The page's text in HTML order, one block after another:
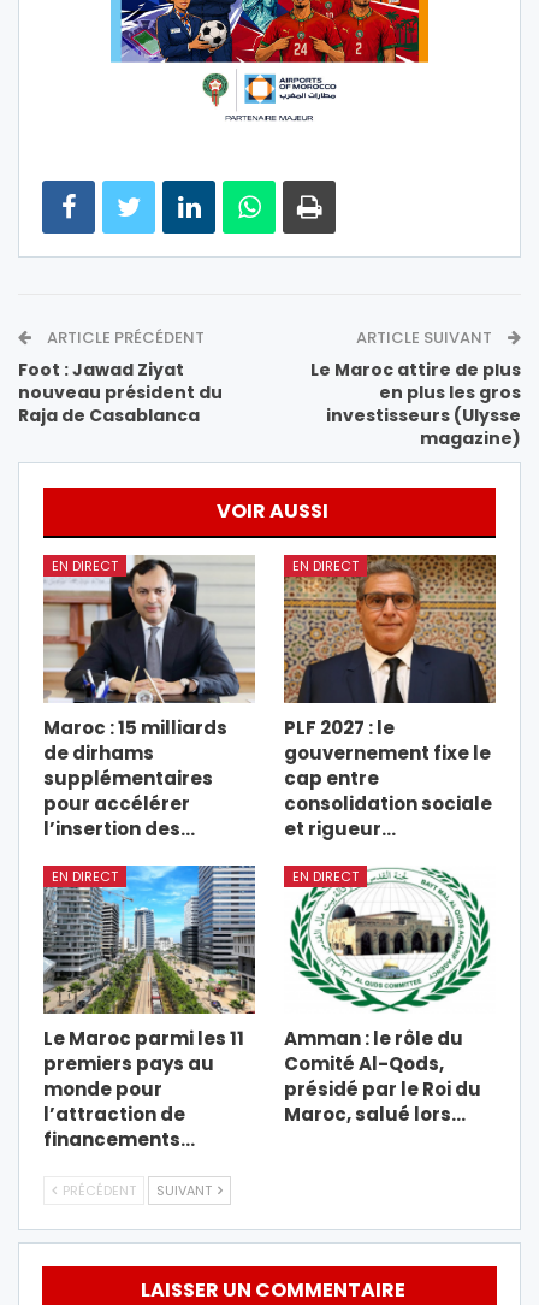
ARTICLE PRÉCÉDENT
Foot : Jawad Ziyat
nouveau président du
Raja de Casablanca
ARTICLE SUIVANT
Le Maroc attire de plus
en plus les gros
investisseurs (Ulysse
magazine)
VOIR AUSSI
EN DIRECT
Maroc : 15 milliards
de dirhams
supplémentaires
pour accélérer
l’insertion des…
EN DIRECT
PLF 2027 : le
gouvernement fixe le
cap entre
consolidation sociale
et rigueur…
EN DIRECT
Le Maroc parmi les 11
premiers pays au
monde pour
l’attraction de
financements…
EN DIRECT
Amman : le rôle du
Comité Al-Qods,
présidé par le Roi du
Maroc, salué lors…
PRÉCÉDENT SUIVANT
LAISSER UN COMMENTAIRE